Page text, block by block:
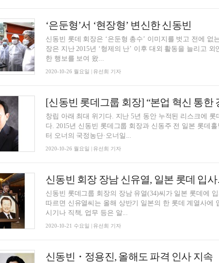
‘은둔형’서 ‘현장형’ 변신한 신동빈
신동빈 롯데 회장은 ‘은둔형 총수’ 이미지를 벗고 전에 없
장은 지난 2015년 ‘형제의 난’ 이후 대외 활동을 늘리고
한 행보를 보여 왔...
2020-10-26 월요일 | 유선희 기자
[신동빈 롯데그룹 회장] “본업 혁신 통한
창립 아래 최대 위기다. 지난 5년 동안 누적된 리스크에
다. 2015년 신동빈 롯데그룹 회장과 신동주 전 일본 롯데
터 오너의 국정농단·오너일...
2020-10-26 월요일 | 유선희 기자
신동빈 회장 장남 신유열, 일본 롯데 입
신동빈 롯데그룹 회장의 장남 유열(34)씨가 일본 롯데에
따르면 신유열씨는 올해 상반기 일본의 한 롯데 계열사에
시기나 직책, 업무 등은 알...
2020-10-21 수요일 | 유선희 기자
신동빈・정용진, 올해도 파격 인사 지속